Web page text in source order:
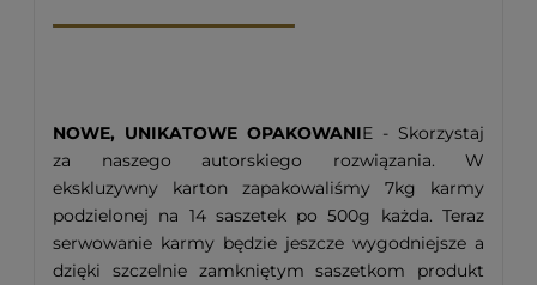
NOWE, UNIKATOWE OPAKOWANIE - Skorzystaj
za naszego autorskiego rozwiązania. W
ekskluzywny karton zapakowaliśmy 7kg karmy
podzielonej na 14 saszetek po 500g każda. Teraz
serwowanie karmy będzie jeszcze wygodniejsze a
dzięki szczelnie zamkniętym saszetkom produkt